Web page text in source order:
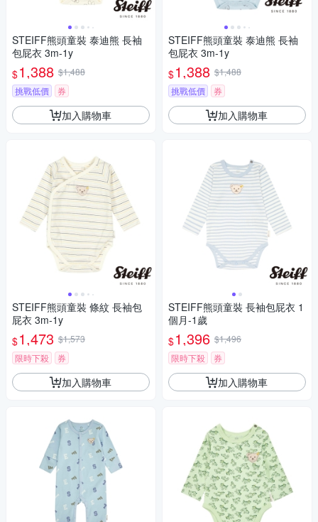
STEIFF熊頭童裝 泰迪熊 長袖
包屁衣 3m-1y
$1,388 $1,488
挑戰低價
券
加入購物車
STEIFF熊頭童裝 條紋 長袖包
屁衣 3m-1y
$1,473 $1,573
限時下殺
券
加入購物車
STEIFF熊頭童裝 泰迪熊 長袖
包屁衣 3m-1y
$1,388 $1,488
挑戰低價
券
加入購物車
STEIFF熊頭童裝 長袖包屁衣 1
個月-1歲
$1,396 $1,496
限時下殺
券
加入購物車